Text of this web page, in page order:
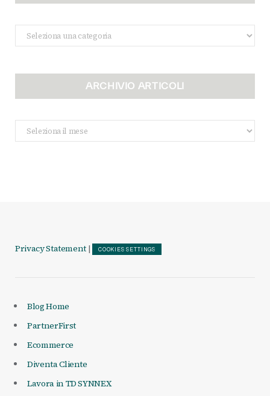
Categorie
ARCHIVIO ARTICOLI
Archivio
Articoli
Privacy Statement | COOKIES SETTINGS
Blog Home
PartnerFirst
Ecommerce
Diventa Cliente
Lavora in TD SYNNEX